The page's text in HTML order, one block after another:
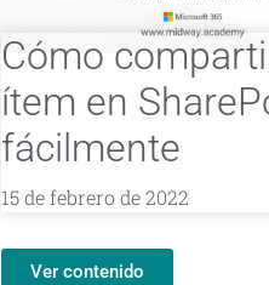
Cómo
ítem en
fácilmente
15 de febrero de 2022
Ver contenido